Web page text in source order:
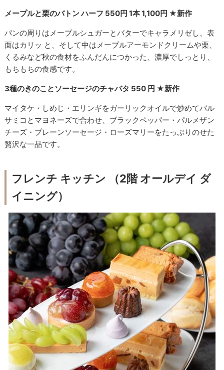
メープルと栗のバトン ハーフ 550円 1本 1,100円 ★新作
パンの周りはメープルシュガーとバターでキャラメリゼし、表
面はカリッ と、そして中はメープルアーモンドクリームや栗、
くるみなど秋の食材をふんだんにつかった、濃厚でしっとり、
もちもちの食感です。
3種のきのことソーセージのチャバタ 550 円 ★新作
マイタケ・しめじ・エリンギをガーリックオイルで炒めてバル
サミコとマヨネーズで合わせ、ブラックペッパー・パルメザン
チーズ・プレーンソーセージ・ローズマリーをたっぷりのせた
贅沢な一品です。
フレンチ キッチン （2階 オールデイ ダ
イニング）